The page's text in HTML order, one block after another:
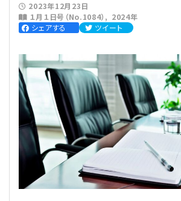
法人運営
法人運営
理事会
評議員会・社員総会
理事・監事
評議員
会計・税務
会計・税務
定期提出書類
会計処理
寄附
労務
労務
労務管理
給与計算
法務
法務
利益相反取引
経営
経営
2023年12月23日
１月１日号（No.1084）
2024年
シェアする
ツイート